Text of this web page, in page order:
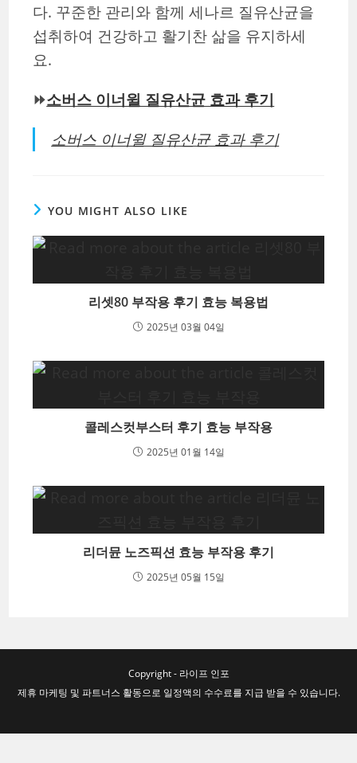
다. 꾸준한 관리와 함께 세나르 질유산균을
섭취하여 건강하고 활기찬 삶을 유지하세
요.
⏩소버스 이너윌 질유산균 효과 후기
소버스 이너윌 질유산균 효과 후기
YOU MIGHT ALSO LIKE
리셋80 부작용 후기 효능 복용법
2025년 03월 04일
콜레스컷부스터 후기 효능 부작용
2025년 01월 14일
리더뮨 노즈픽션 효능 부작용 후기
2025년 05월 15일
Copyright - 라이프 인포
제휴 마케팅 및 파트너스 활동으로 일정액의 수수료를 지급 받을 수 있습니다.